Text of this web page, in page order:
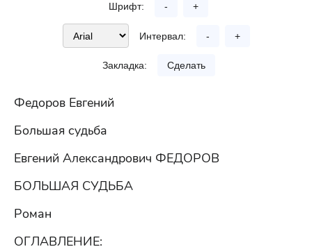
Шрифт: - +
Интервал: - +
Закладка: Сделать
Федоров Евгений
Большая судьба
Евгений Александрович ФЕДОРОВ
БОЛЬШАЯ СУДЬБА
Роман
ОГЛАВЛЕНИЕ: